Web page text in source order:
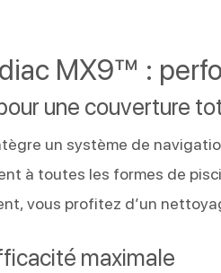
MX9™ :
une couverture
un système de
à toutes les formes de
vous profitez d’un
maximale